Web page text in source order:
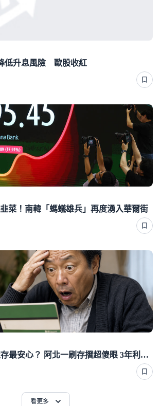
低升息風險 歐股收紅
菜！南韓「螞蟻雄兵」再度湧入華爾街
440萬退休金丟定存最安心？ 阿北一刷存摺超傻眼 3年利息僅1千多
看更多